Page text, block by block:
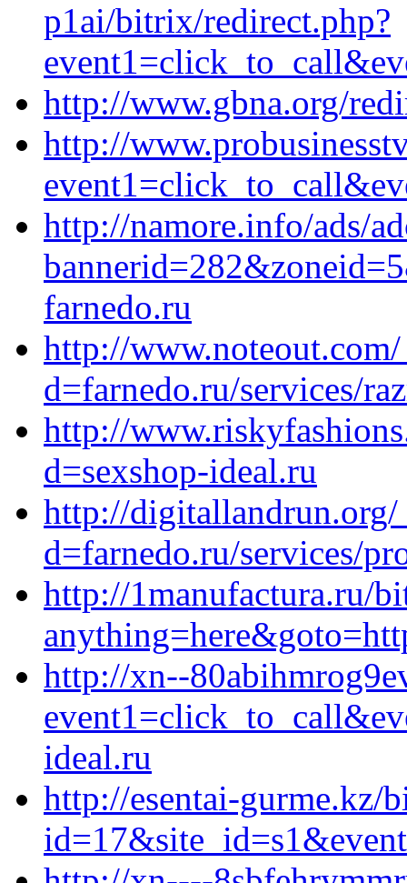
p1ai/bitrix/redirect.php?
http://www.gbna.org/
http://
http://namore.info/ads/
farnedo.ru
http://
d=farnedo.ru/services/
http://
d=sexshop-ideal.ru
http://digitallandrun.org/
d=farnedo.ru/services/
http://1manufactura.ru/
http://xn--
ideal.ru
http://esentai-gurme.kz/